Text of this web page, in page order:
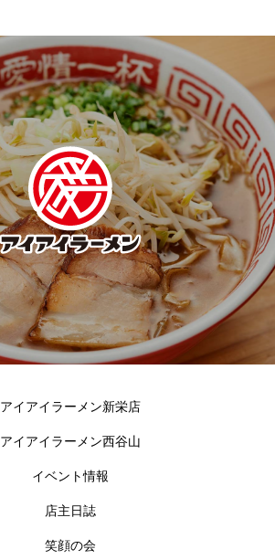
アイアイラーメン新栄店
アイアイラーメン西谷山
イベント情報
店主日誌
笑顔の会